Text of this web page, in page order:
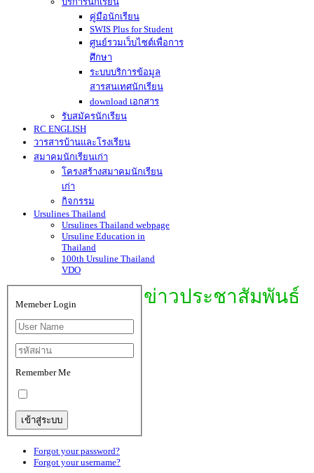
คู่มือนักเรียน
SWIS Plus for Student
ศูนย์รวมเว็บไซต์เพื่อการ
ศึกษา
ระบบบริการข้อมูล
สารสนเทศนักเรียน
download เอกสาร
รับสมัครนักเรียน
RC ENGLISH
วารสารบ้านและโรงเรียน
สมาคมนักเรียนเก่า
โครงสร้างสมาคมนักเรียน
เก่า
กิจกรรม
Ursulines Thailand
Ursulines Thailand webpage
Ursuline Education in
Thailand
100th Ursuline Thailand
VDO
Memeber Login
Remember Me
Forgot your password?
Forgot your username?
ข่าวประชาสัมพันธ์